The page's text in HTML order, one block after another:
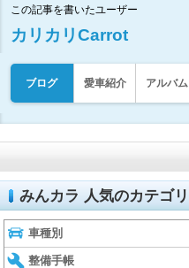
この記事を書いたユーザー
カリカリCarrot
ブログ 愛車紹介 アルバム
みんカラ 人気のカテゴリ
車種別
整備手帳